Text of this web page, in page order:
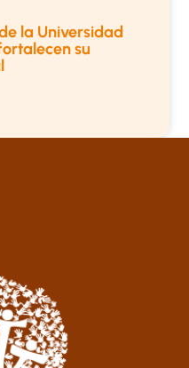
la Universidad
su